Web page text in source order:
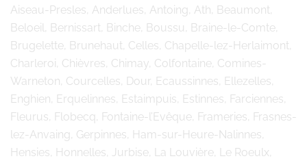
Aiseau-Presles, Anderlues, Antoing, Ath, Beaumont,
Beloeil, Bernissart, Binche, Boussu, Braine-le-Comte,
Brugelette, Brunehaut, Celles, Chapelle-lez-Herlaimont,
Charleroi, Chièvres, Chimay, Colfontaine, Comines-
Warneton, Courcelles, Dour, Ecaussinnes, Ellezelles,
Enghien, Erquelinnes, Estaimpuis, Estinnes, Farciennes,
Fleurus, Flobecq, Fontaine-l’Evêque, Frameries, Frasnes-
lez-Anvaing, Gerpinnes, Ham-sur-Heure-Nalinnes,
Hensies, Honnelles, Jurbise, La Louvière, Le Roeulx,